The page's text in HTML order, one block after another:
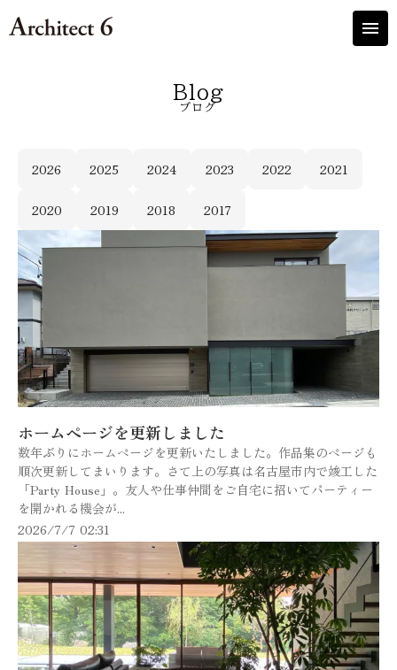
menu
Blog
ブログ
2026 2025 2024 2023 2022 2021
2020 2019 2018 2017
ホームページを更新しました
数年ぶりにホームページを更新いたしました。作品集のページも
順次更新してまいります。さて上の写真は名古屋市内で竣工した
「Party House」。友人や仕事仲間をご自宅に招いてパーティー
を開かれる機会が...
2026/7/7 02:31